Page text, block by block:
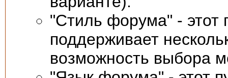
"Стиль форума" - этот
поддерживает
возможность выбора